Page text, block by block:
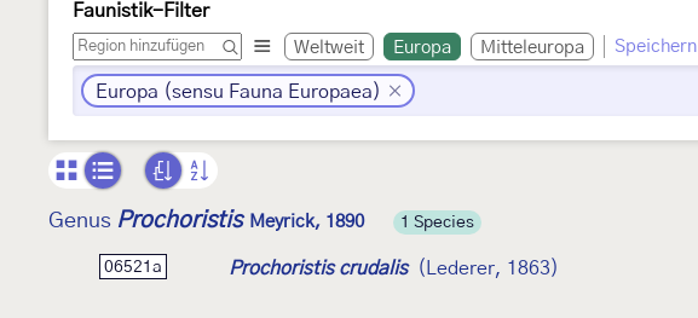
Faunistik-Filter
Weltweit Europa Mitteleuropa Speichern
Europa (sensu Fauna Europaea)
Genus Prochoristis Meyrick, 1890 1 Species
06521a Prochoristis crudalis (Lederer, 1863)